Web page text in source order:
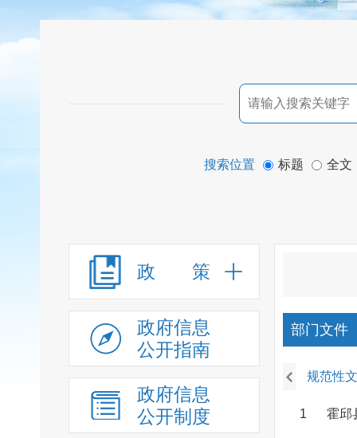
搜索位置 标题 全文
政 策
政府信息
公开指南
政府信息
公开制度
部门文件
规范性
1 霍邱